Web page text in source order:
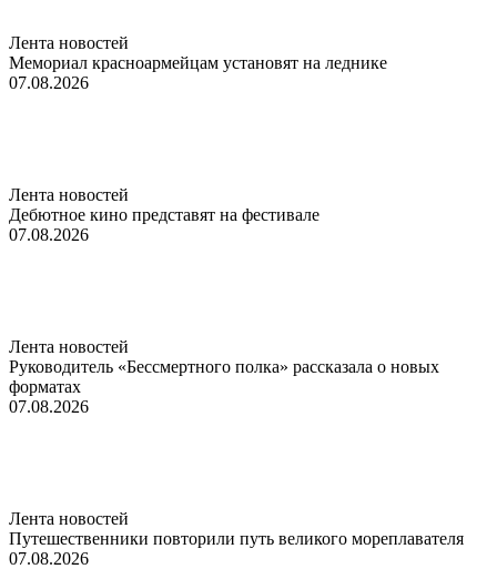
Лента новостей
Мемориал красноармейцам установят на леднике
07.08.2026
Лента новостей
Дебютное кино представят на фестивале
07.08.2026
Лента новостей
Руководитель «Бессмертного полка» рассказала о новых
форматах
07.08.2026
Лента новостей
Путешественники повторили путь великого мореплавателя
07.08.2026